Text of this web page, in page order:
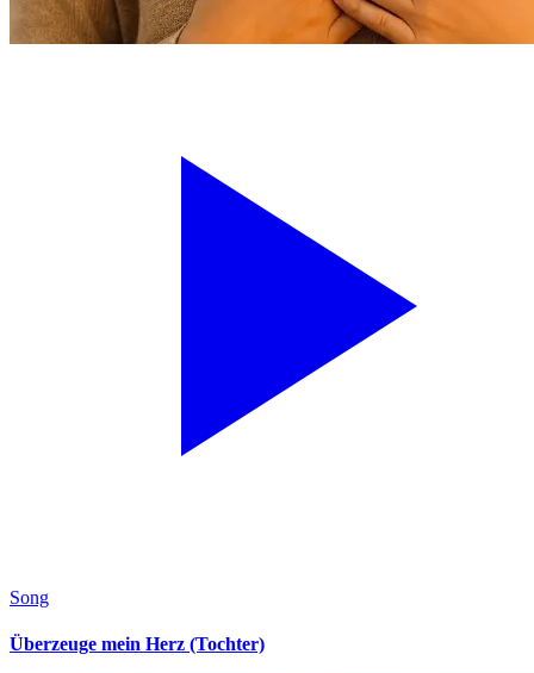
Song
Überzeuge mein Herz (Tochter)